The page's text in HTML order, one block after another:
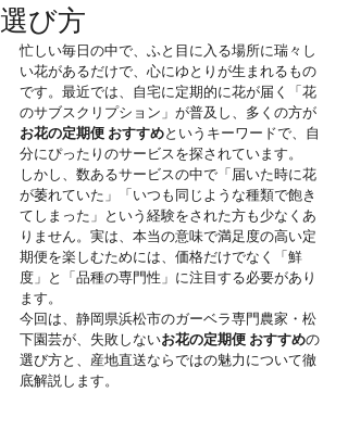
選び方
忙しい毎日の中で、ふと目に入る場所に瑞々し
い花があるだけで、心にゆとりが生まれるもの
です。最近では、自宅に定期的に花が届く「花
のサブスクリプション」が普及し、多くの方が
お花の定期便 おすすめというキーワードで、自
分にぴったりのサービスを探されています。
しかし、数あるサービスの中で「届いた時に花
が萎れていた」「いつも同じような種類で飽き
てしまった」という経験をされた方も少なくあ
りません。実は、本当の意味で満足度の高い定
期便を楽しむためには、価格だけでなく「鮮
度」と「品種の専門性」に注目する必要があり
ます。
今回は、静岡県浜松市のガーベラ専門農家・松
下園芸が、失敗しないお花の定期便 おすすめの
選び方と、産地直送ならではの魅力について徹
底解説します。